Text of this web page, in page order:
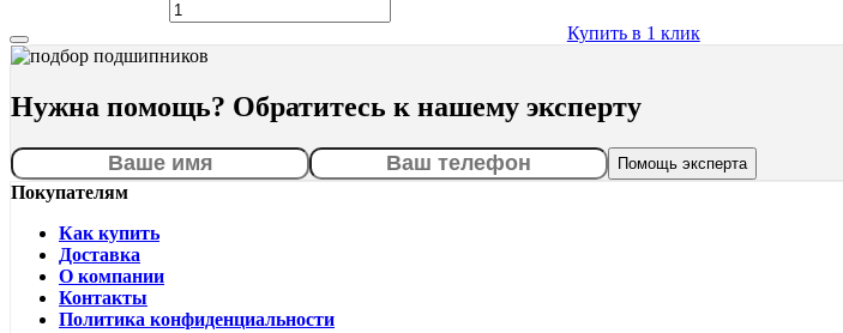
Купить в 1 клик
Нужна помощь? Обратитесь к нашему эксперту
Покупателям
Как купить
Доставка
О компании
Контакты
Политика конфиденциальности